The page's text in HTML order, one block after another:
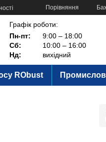
Порівняння
Графік роботи:
Пн-пт:
9:00 – 18:00
Сб:
10:00 – 16:00
Нд:
вихідний
RObust